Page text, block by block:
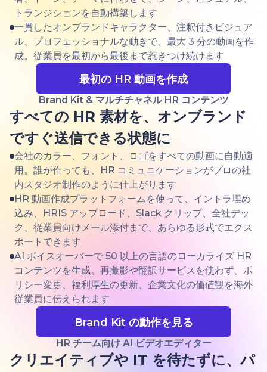
トランジションを自動構築します
一貫したオンブランドキャラクター、注釈付きビジュア
ル、プロフェッショナルな動きで、最大 3 分の動画を作
成。従業員を最初から最後まで惹きつけ続けます
最初の HR 動画を作成
Brand Kit & マルチチャネル HR コンテンツ
すべての HR 素材を、オンブランド
ですぐ送信できる状態に
会社のカラー、フォント、ロゴをすべての動画に自動適
用。誰が作っても、HR コミュニケーションがプロの社
内スタジオ制作のように仕上がります
HR 動画作成プラットフォームを使って、イントラ埋め
込み、HRIS アップロード、Slack クリップ、全社デッ
ク、従業員向けメール添付まで、あらゆる形式でエクス
ポートできます
AI ボイスオーバーで 50 以上の言語のローカライズ HR
コンテンツを生成。再撮影や翻訳サービスを使わず、ポ
リシー変更、福利厚生の更新、企業文化の価値観を海外
従業員に伝えられます
Brand Kit の動作を見る
HR チーム向け AI ビデオエディター
クリエイティブや IT を待たずに、パ